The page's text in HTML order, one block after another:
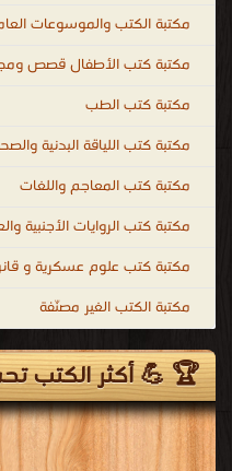
مكتبة الكتب والموسوعات
مكتبة كتب الأطفال قصص
مكتبة كتب الطب
مكتبة كتب اللياقة البدنية
مكتبة كتب المعاجم واللغات
مكتبة كتب الروايات الأجنبية
مكتبة كتب علوم عسكرية و
مكتبة الكتب الغير مصنّفة
🏆 💪 أكثر الكتب